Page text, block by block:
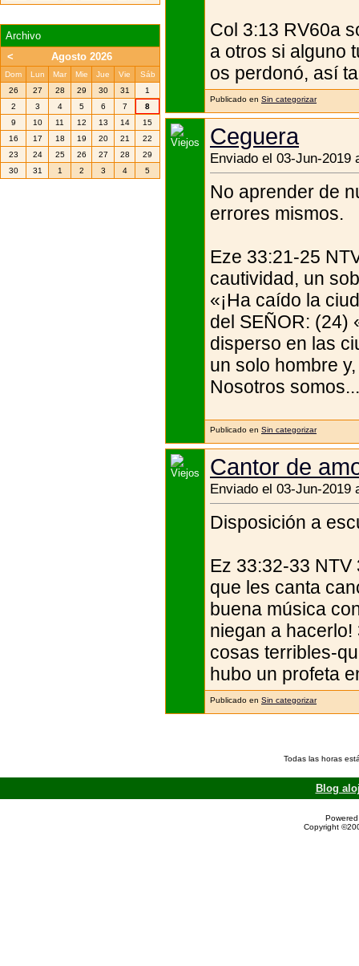
Col 3:13 RV60a
a otros si alguno
os perdonó, así
Publicado en Sin categorizar
Ceguera
Enviado el 03-Jun-
No aprender de
errores mismos.
Eze 33:21-25
cautividad, un
«¡Ha caído la
del SEÑOR: (24)
disperso en las
un solo hombre
Nosotros somos...
Publicado en Sin categorizar
Cantor de
Enviado el 03-Jun-
Disposición a
Ez 33:32-33
que les canta
buena música
niegan a
cosas terribles-
hubo un profeta
Publicado en Sin categorizar
Archivo
<
Agosto 2026
Dom Lun Mar Mie Jue Vie
Sáb
26
27 28 29 30 31
1
2
3 4 5 6 7
8
9
10 11 12 13 14
15
16
17 18 19 20 21
22
23
24 25 26 27 28
29
30
31 1 2 3 4 5
Todas las horas
Blog
Copyright